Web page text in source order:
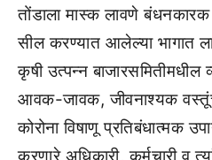
तोंडाला मास्क लावणे
सील करण्यात आलेल्या भागात
कृषी उत्पन्न बाजारसमितीमधील
आवक-जावक, जीवनाश्यक
कोरोना विषाणू प्रतिबंधात्मक